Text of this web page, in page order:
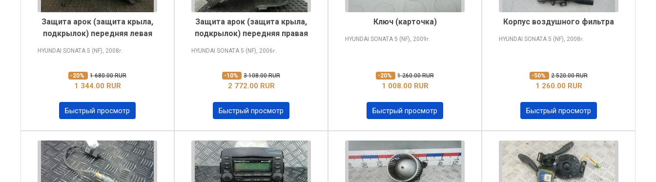
Защита арок (защита крыла,
подкрылок) передняя левая
HYUNDAI SONATA 5 (NF), 2008г.
-20% 1 680.00 RUR
1 344.00 RUR
Быстрый просмотр
Защита арок (защита крыла,
подкрылок) передняя правая
HYUNDAI SONATA 5 (NF), 2006г.
-10% 3 108.00 RUR
2 772.00 RUR
Быстрый просмотр
Ключ (карточка)
HYUNDAI SONATA 5 (NF), 2009г.
-20% 1 260.00 RUR
1 008.00 RUR
Быстрый просмотр
Корпус воздушного фильтра
HYUNDAI SONATA 5 (NF), 2008г.
-50% 2 520.00 RUR
1 260.00 RUR
Быстрый просмотр